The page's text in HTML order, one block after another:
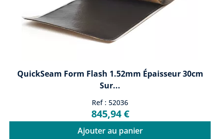
QuickSeam Form Flash 1.52mm Épaisseur 30cm
Sur...
Ref : 52036
845,94 €
Ajouter au panier